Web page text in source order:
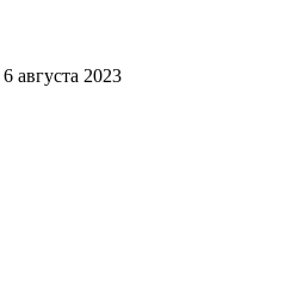
6 августа 2023